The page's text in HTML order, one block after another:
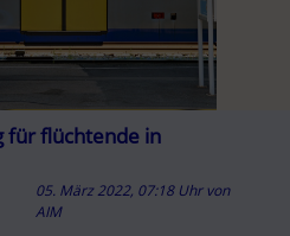
für flüchtende in
05. März 2022, 07:18 Uhr von
AIM